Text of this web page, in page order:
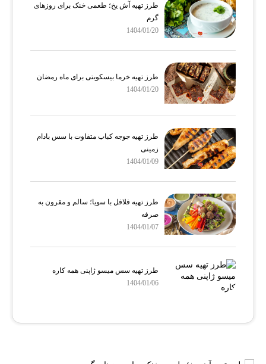
طرز تهیه آش یخ؛ طعمی خنک برای روزهای
گرم
1404/01/20
طرز تهیه خرما بیسکویتی برای ماه رمضان
1404/01/20
طرز تهیه جوجه کباب متفاوت با سس بادام
زمینی
1404/01/09
طرز تهیه فلافل با سویا؛ سالم و مقرون‌ به
صرفه
1404/01/07
طرز تهیه سس میسو ژاپنی همه کاره
1404/01/06